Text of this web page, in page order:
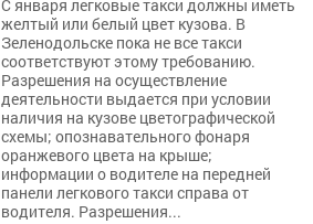
С января легковые такси должны иметь
желтый или белый цвет кузова. В
Зеленодольске пока не все такси
соответствуют этому требованию.
Разрешения на осуществление
деятельности выдается при условии
наличия на кузове цветографической
схемы; опознавательного фонаря
оранжевого цвета на крыше;
информации о водителе на передней
панели легкового такси справа от
водителя. Разрешения...